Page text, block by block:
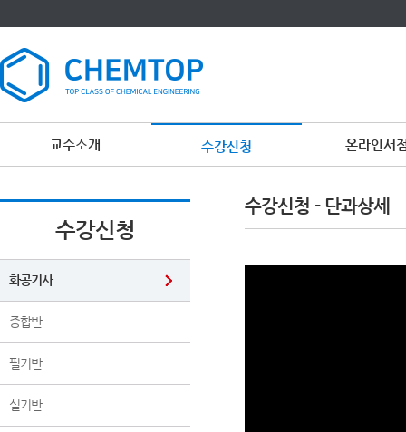
교수소개 수강신청 온라인서
약
관
보
수강신청
화공기사
종합반
필기반
실기반
수강신청 - 단과상세